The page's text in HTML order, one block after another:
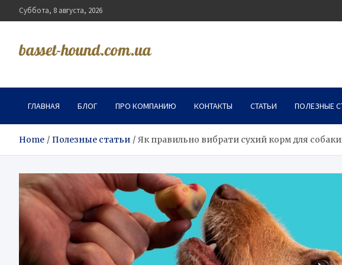
to
Суббота, 8 августа, 2026
basset-hound.com.ua
ГЛАВНАЯ БЛОГ ПРО КОМПАНИЮ КОНТАКТЫ СТАТЬИ ПОЛЕЗНЫЕ
Home Полезные статьи Як правильно вибрати сухий корм для